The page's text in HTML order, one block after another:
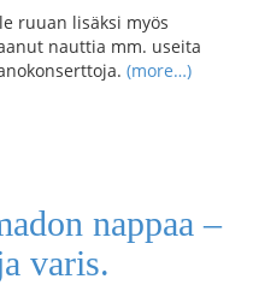
ruuan lisäksi myös
nauttia mm. useita
(more…)
nappaa –
varis.